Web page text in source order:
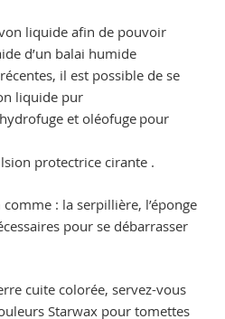
liquide afin de pouvoir
d’un balai humide
il est possible de se
liquide pur
et oléofuge pour
protectrice cirante .
: la serpillière, l’éponge
pour se débarrasser
cuite colorée, servez-vous
Starwax pour tomettes